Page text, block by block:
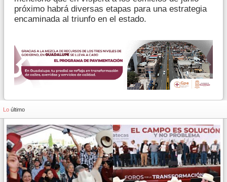
próximo habrá diversas etapas para una estrategia
encaminada al triunfo en el estado.
Lo último